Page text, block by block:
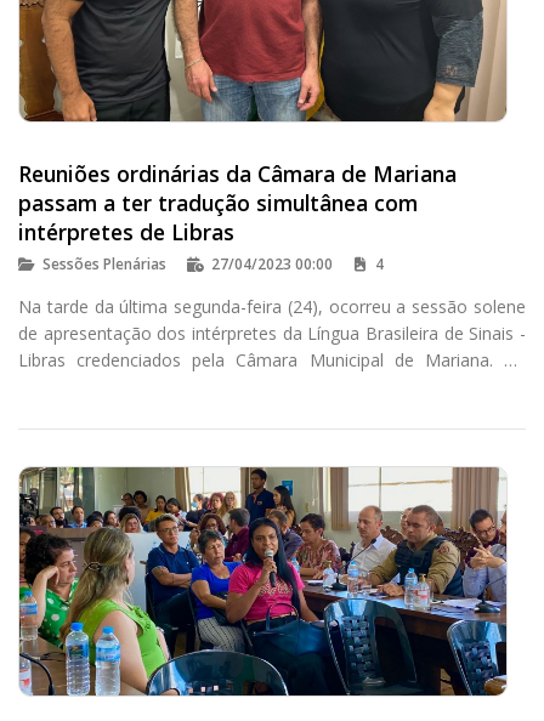
Reuniões ordinárias da Câmara de Mariana
passam a ter tradução simultânea com
intérpretes de Libras
Sessões Plenárias 27/04/2023 00:00 4
Na tarde da última segunda-feira (24), ocorreu a sessão solene
de apresentação dos intérpretes da Língua Brasileira de Sinais -
Libras credenciados pela Câmara Municipal de Mariana. Os